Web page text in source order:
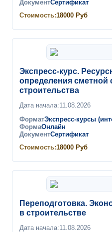
ДокументСертификат
Стоимость:18000 Руб
Экспресс-курс.
определения сметной
строительства
Дата начала:11.08.2026
ФорматЭкспресс-курсы
ФормаОнлайн
ДокументСертификат
Стоимость:18000 Руб
Переподготовка.
в строительстве
Дата начала:11.08.2026